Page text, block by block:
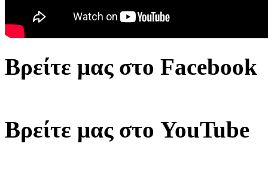
Βρείτε μας στο Facebook
Βρείτε μας στο YouTube